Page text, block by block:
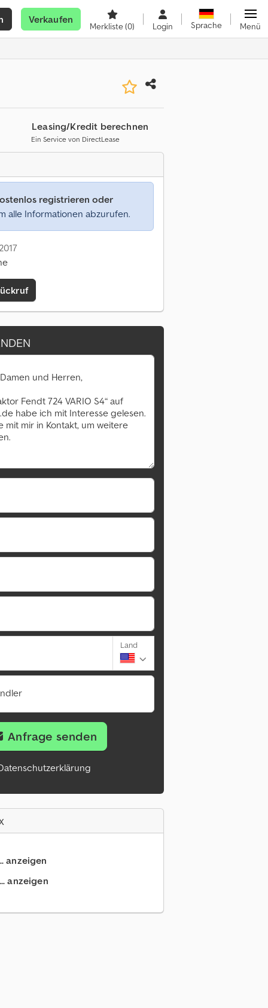
Verkaufen
Merkliste(0) Login Sprache Menü
Leasing/Kredit berechnen
Ein Service von DirectLease
registrieren oder
alle Informationen abzurufen.
Land
Anfrage senden
anzeigen
anzeigen